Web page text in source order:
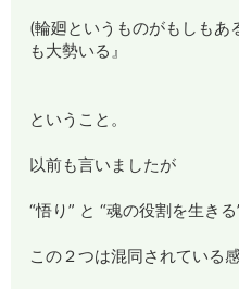
(輪廻というものがもしもあ
も大勢いる』
ということ。
以前も言いましたが
“悟り” と “魂の役割を生きる
この２つは混同されている